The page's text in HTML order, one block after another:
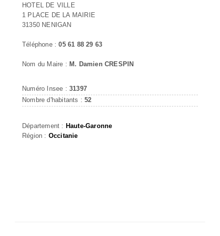
HOTEL DE VILLE
1 PLACE DE LA MAIRIE
31350 NENIGAN
Téléphone :05 61 88 29 63
Nom du Maire : M. Damien CRESPIN
Numéro Insee : 31397
Nombre d'habitants :52
Département : Haute-Garonne
Région : Occitanie